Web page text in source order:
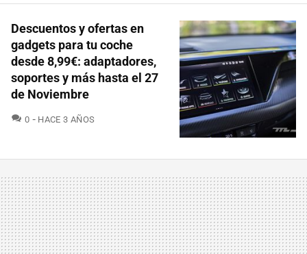
Descuentos y ofertas en
gadgets para tu coche
desde 8,99€: adaptadores,
soportes y más hasta el 27
de Noviembre
0 COMENTARIOS
HACE 3 AÑOS